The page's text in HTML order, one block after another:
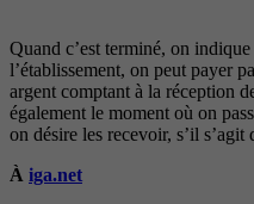
Quand c’est terminé, on
l’établissement, on peut payer
argent comptant à la réception
également le moment où on
on désire les recevoir, s’il s’agit
À iga.net